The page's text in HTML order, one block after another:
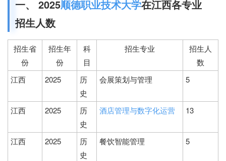
一、 2025顺德职业技术大学在江西各专业
招生人数
招生省
份
招生年
份
科
目
招生专业
招生人
数
江西
2025
历
史
会展策划与管理 5
江西 2025
历
史
酒店管理与数字化运营 13
江西 2025
历
史
餐饮智能管理 5